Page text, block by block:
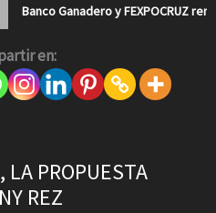
Banco Ganadero y FEXPOCRUZ
en:
LA PROPUESTA
REZ